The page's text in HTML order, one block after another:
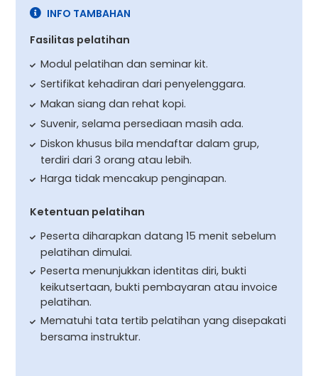
INFO TAMBAHAN
Fasilitas pelatihan
Modul pelatihan dan seminar kit.
Sertifikat kehadiran dari penyelenggara.
Makan siang dan rehat kopi.
Suvenir, selama persediaan masih ada.
Diskon khusus bila mendaftar dalam grup,
terdiri dari 3 orang atau lebih.
Harga tidak mencakup penginapan.
Ketentuan pelatihan
Peserta diharapkan datang 15 menit sebelum
pelatihan dimulai.
Peserta menunjukkan identitas diri, bukti
keikutsertaan, bukti pembayaran atau invoice
pelatihan.
Mematuhi tata tertib pelatihan yang disepakati
bersama instruktur.